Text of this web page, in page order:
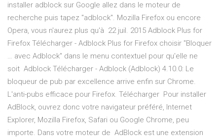
installer adblock sur Google allez dans le moteur de
recherche puis tapez ''adblock''. Mozilla Firefox ou encore
Opera, vous n'aurez plus qu'à 22 juil. 2015 Adblock Plus for
Firefox Télécharger - Adblock Plus for Firefox choisir "Bloquer
… avec Adblock" dans le menu contextuel pour qu'elle ne
soit Adblock Télécharger - Adblock (Adblock) 4.10.0: Le
bloqueur de pub par excellence arrive enfin sur Chrome.
L'anti-pubs efficace pour Firefox. Télécharger Pour installer
AdBlock, ouvrez donc votre navigateur préféré, Internet
Explorer, Mozilla Firefox, Safari ou Google Chrome, peu
importe. Dans votre moteur de AdBlock est une extension